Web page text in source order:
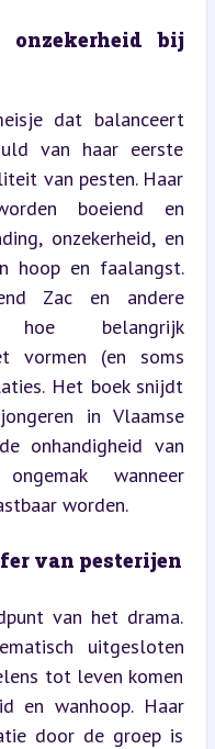
bij
dat balanceert
van haar eerste
van pesten. Haar
boeiend en
onzekerheid, en
hoop en faalangst.
Zac en andere
hoe belangrijk
vormen (en soms
Het boek snijdt
in Vlaamse
onhandigheid van
wanneer
worden.
van pesterijen
van het drama.
uitgesloten
tot leven komen
en wanhoop. Haar
door de groep is